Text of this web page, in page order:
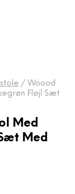
/ Woood
Fløjl Sæt
Med
Med